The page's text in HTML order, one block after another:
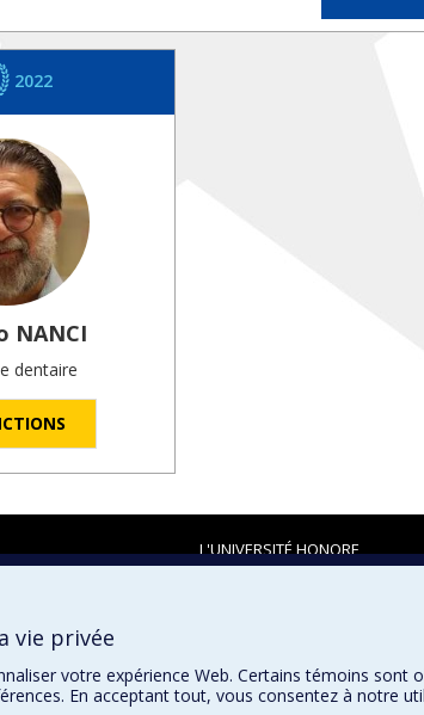
2022
NANCI
dentaire
L'UNIVERSITÉ HONORE
vie privée
votre expérience Web. Certains témoins
En acceptant tout, vous consentez à notre